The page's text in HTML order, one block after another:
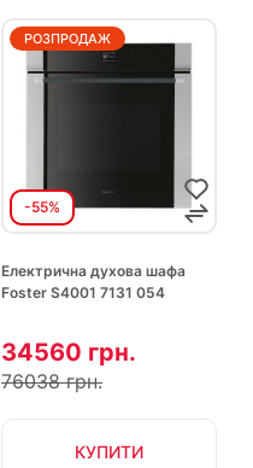
-55%
РОЗПРОДАЖ
Електрична духова шафа
Foster S4001 7131 054
34560 грн.
76038 грн.
КУПИТИ